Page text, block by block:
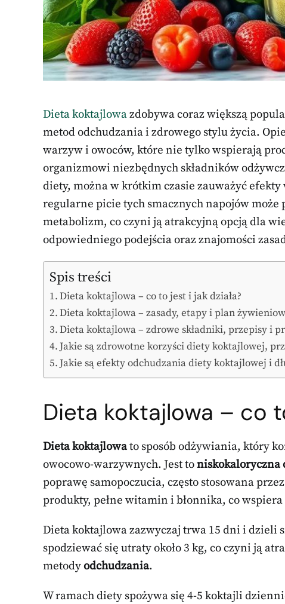
Dieta koktajlowazdobywa coraz większą
metod odchudzania i zdrowego stylu życia.
warzyw i owoców, które nie tylko wspierają
organizmowi niezbędnych składników
diety, można w krótkim czasie zauważyć
regularne picie tych smacznych napojów
metabolizm, co czyni ją atrakcyjną opcją dla
odpowiedniego podejścia oraz znajomości
Spis treści
Dieta koktajlowa – co to jest i jak działa?
Dieta koktajlowa – zasady, etapy i plan
Dieta koktajlowa – zdrowe składniki, przepisy i
Jakie są zdrowotne korzyści diety koktajlowej,
Jakie są efekty odchudzania diety koktajlowej i
Dieta koktajlowa – co
Dieta koktajlowato sposób odżywiania, który
owocowo-warzywnych. Jest toniskokaloryczna
poprawę samopoczucia, często stosowana
produkty, pełne witamin i błonnika, co
Dieta koktajlowa zazwyczaj trwa 15 dni i dzieli
spodziewać się utraty około 3 kg, co czyni ją
metodyodchudzania.
W ramach diety spożywa się 4-5 koktajli